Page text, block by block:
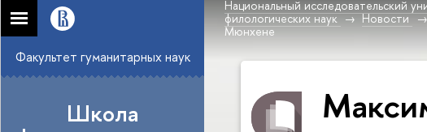
Национальный исследовательский
филологических наук
Новости
Мюнхене
Факультет гуманитарных наук
Школа